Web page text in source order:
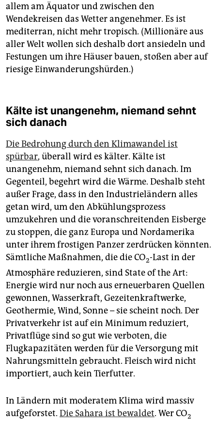
allem am Äquator und zwischen den
Wendekreisen das Wetter angenehmer. Es ist
mediterran, nicht mehr tropisch. (Millionäre aus
aller Welt wollen sich deshalb dort ansiedeln und
Festungen um ihre Häuser bauen, stoßen aber auf
riesige Einwanderungshürden.)
Kälte ist unangenehm, niemand sehnt
sich danach
Die Bedrohung durch den Klimawandel ist
spürbar, überall wird es kälter. Kälte ist
unangenehm, niemand sehnt sich danach. Im
Gegenteil, begehrt wird die Wärme. Deshalb steht
außer Frage, dass in den Industrieländern alles
getan wird, um den Abkühlungsprozess
umzukehren und die voranschreitenden Eisberge
zu stoppen, die ganz Europa und Nordamerika
unter ihrem frostigen Panzer zerdrücken könnten.
Sämtliche Maßnahmen, die die CO2-Last in der
Atmosphäre reduzieren, sind State of the Art:
Energie wird nur noch aus erneuerbaren Quellen
gewonnen, Wasserkraft, Gezeitenkraftwerke,
Geothermie, Wind, Sonne – sie scheint noch. Der
Privatverkehr ist auf ein Minimum reduziert,
Privatflüge sind so gut wie verboten, die
Flugkapazitäten werden für die Versorgung mit
Nahrungsmitteln gebraucht. Fleisch wird nicht
importiert, auch kein Tierfutter.
In Ländern mit moderatem Klima wird massiv
aufgeforstet. Die Sahara ist bewaldet. Wer CO2